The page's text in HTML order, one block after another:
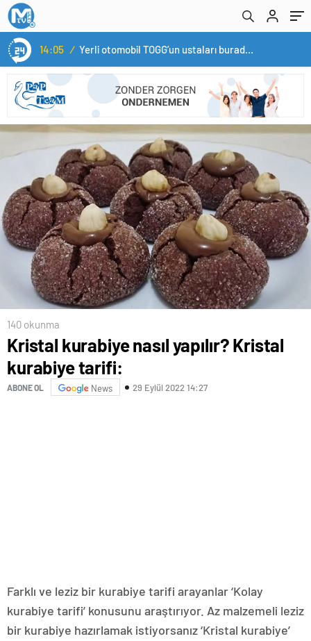
14:05 / Yerli otomobil TOGG’un ustaları burada yetişecek
140 okunma
Kristal kurabiye nasıl yapılır? Kristal
kurabiye tarifi:
ABONE OL News 29 Eylül 2022 14:27
Farklı ve leziz bir kurabiye tarifi arayanlar ‘Kolay
kurabiye tarifi’ konusunu araştırıyor. Az malzemeli leziz
bir kurabiye hazırlamak istiyorsanız ‘Kristal kurabiye’